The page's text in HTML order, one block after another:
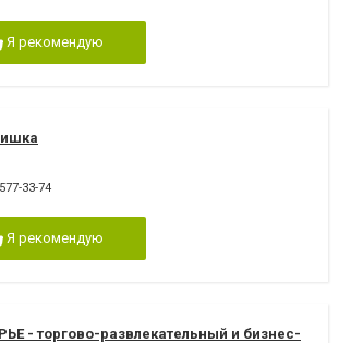
Я рекомендую
33-74
Я рекомендую
- торгово-развлекательный и бизнес-